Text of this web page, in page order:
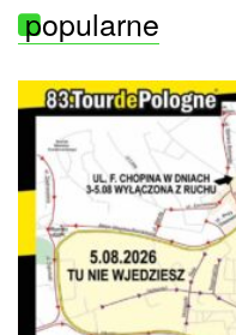
popularne